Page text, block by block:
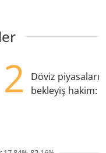
2
Döviz
bekleyiş hakim: